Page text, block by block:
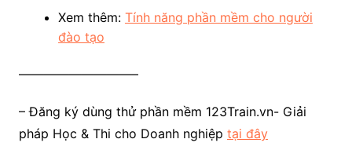
Xem thêm: Tính năng phần mềm cho người
đào tạo
—————————–
– Đăng ký dùng thử phần mềm 123Train.vn- Giải
pháp Học & Thi cho Doanh nghiệp tại đây